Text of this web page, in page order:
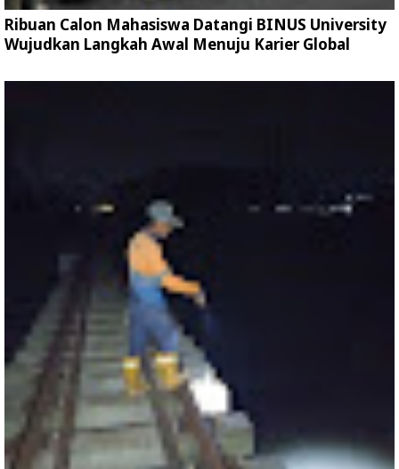
Ribuan Calon Mahasiswa Datangi BINUS University
Wujudkan Langkah Awal Menuju Karier Global